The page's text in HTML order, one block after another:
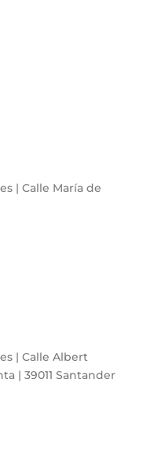
| Calle María de
| Calle Albert
| 39011 Santander